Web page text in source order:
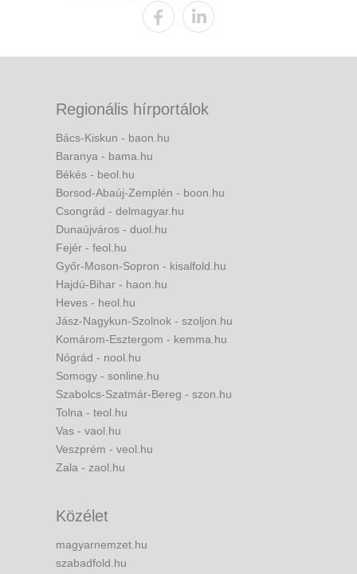
Regionális hírportálok
Bács-Kiskun - baon.hu
Baranya - bama.hu
Békés - beol.hu
Borsod-Abaúj-Zemplén - boon.hu
Csongrád - delmagyar.hu
Dunaújváros - duol.hu
Fejér - feol.hu
Győr-Moson-Sopron - kisalfold.hu
Hajdú-Bihar - haon.hu
Heves - heol.hu
Jász-Nagykun-Szolnok - szoljon.hu
Komárom-Esztergom - kemma.hu
Nógrád - nool.hu
Somogy - sonline.hu
Szabolcs-Szatmár-Bereg - szon.hu
Tolna - teol.hu
Vas - vaol.hu
Veszprém - veol.hu
Zala - zaol.hu
Közélet
magyarnemzet.hu
szabadfold.hu